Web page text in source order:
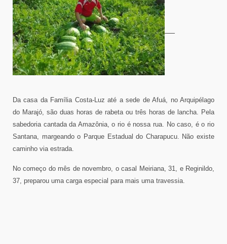
Da casa da Família Costa-Luz até a sede de Afuá, no Arquipélago
do Marajó, são duas horas de rabeta ou três horas de lancha. Pela
sabedoria cantada da Amazônia, o rio é nossa rua. No caso, é o rio
Santana, margeando o Parque Estadual do Charapucu. Não existe
caminho via estrada.
No começo do mês de novembro, o casal Meiriana, 31, e Reginildo,
37, preparou uma carga especial para mais uma travessia.